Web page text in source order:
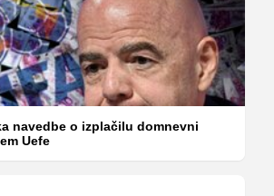
navedbe o izplačilu domnevni
Uefe